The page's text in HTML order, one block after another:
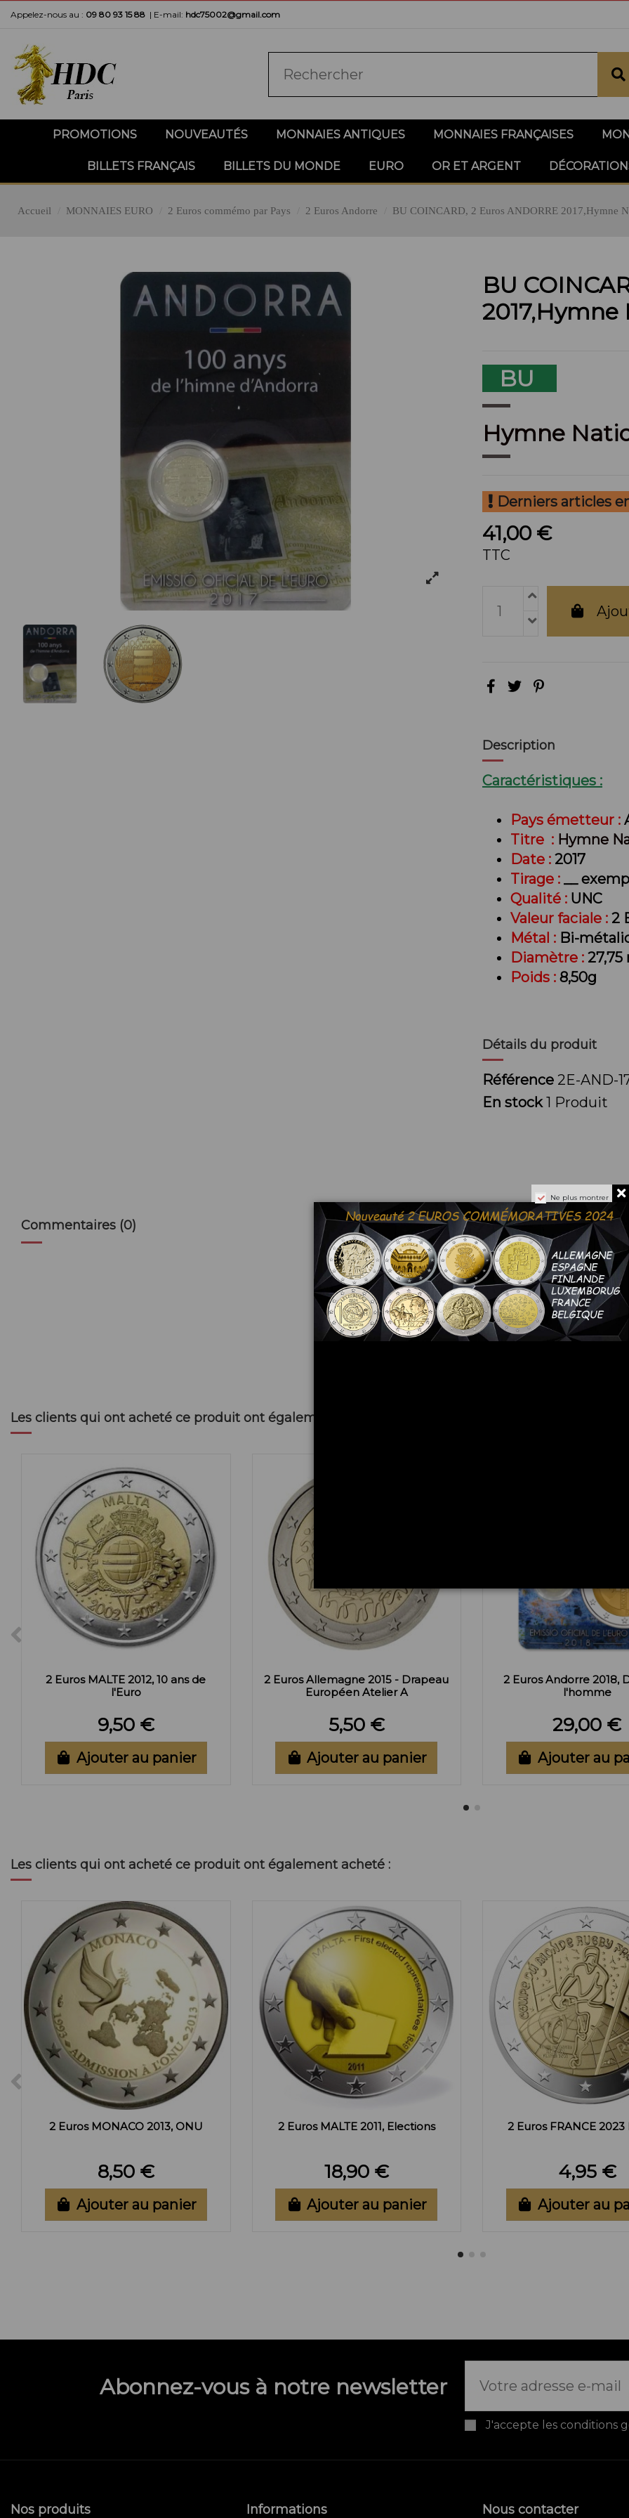
Appelez-nous au : 09 80 93 15 88 | E-mail: hdc75002@gmail.com
PROMOTIONS NOUVEAUTÉS MONNAIES ANTIQUES MONNAIES FRANÇAISES
BILLETS FRANÇAIS BILLETS DU MONDE EURO OR ET ARGENT
Accueil MONNAIES EURO 2 Euros commémo par Pays 2 Euros Andorre BU COINCARD, 2 Euros ANDORRE 2017,Hymne
BU
2017,Hymne
BU
Hymne
Derniers articles
41,00 €
TTC
Description
Caractéristiques :
Pays émetteur :
Titre : Hymne
Date : 2017
Tirage :
__
Qualité : UNC
Valeur faciale : 2
Métal : Bi-
Diamètre : 27,75
Poids : 8,50g
Détails du produit
Référence 2E-AND-
En stock 1 Produit
Commentaires (0)
Aucun avis n'a été publié pour le moment.
Les clients qui ont acheté ce produit ont également acheté :
2 Euros MALTE 2012, 10 ans de
l'Euro
9,50 €
Ajouter au panier
2 Euros Allemagne 2015 - Drapeau
Européen Atelier A
5,50 €
Ajouter au panier
2 Euros Andorre 2018,
l'homme
29,00 €
Ajouter au
Les clients qui ont acheté ce produit ont également acheté :
2 Euros MONACO 2013, ONU
8,50 €
Ajouter au panier
2 Euros MALTE 2011, Elections
18,90 €
Ajouter au panier
2 Euros FRANCE 2023
4,95 €
Ajouter au
Abonnez-vous à notre newsletter
J'accepte les conditions
Nos produits Informations Nous contacter
Ne plus montrer